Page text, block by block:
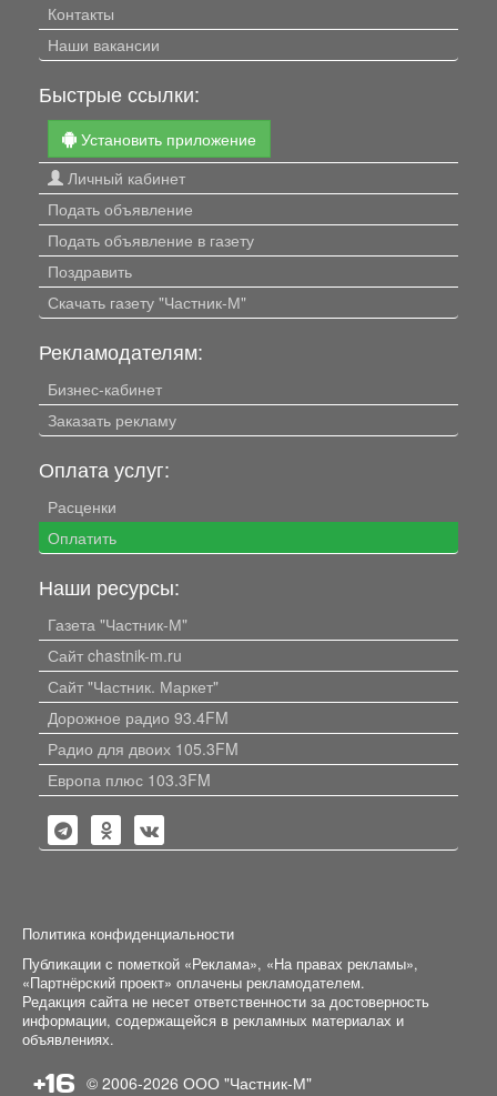
Контакты
Наши вакансии
Быстрые ссылки:
Установить приложение
Личный кабинет
Подать объявление
Подать объявление в газету
Поздравить
Скачать газету "Частник-М"
Рекламодателям:
Бизнес-кабинет
Заказать рекламу
Оплата услуг:
Расценки
Оплатить
Наши ресурсы:
Газета "Частник-М"
Сайт chastnik-m.ru
Сайт "Частник. Маркет"
Дорожное радио 93.4FM
Радио для двоих 105.3FM
Европа плюс 103.3FM
Политика конфиденциальности
Публикации с пометкой «Реклама», «На правах рекламы»,
«Партнёрский проект» оплачены рекламодателем.
Редакция сайта не несет ответственности за достоверность
информации, содержащейся в рекламных материалах и
объявлениях.
+16 © 2006-2026 ООО "Частник-М"